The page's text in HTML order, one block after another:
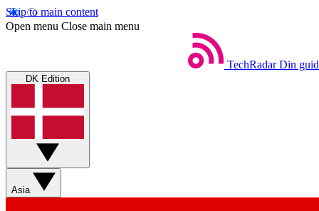
Skip to main content
Open menu Close main menu
TechRadar Din
DK Edition
Asia